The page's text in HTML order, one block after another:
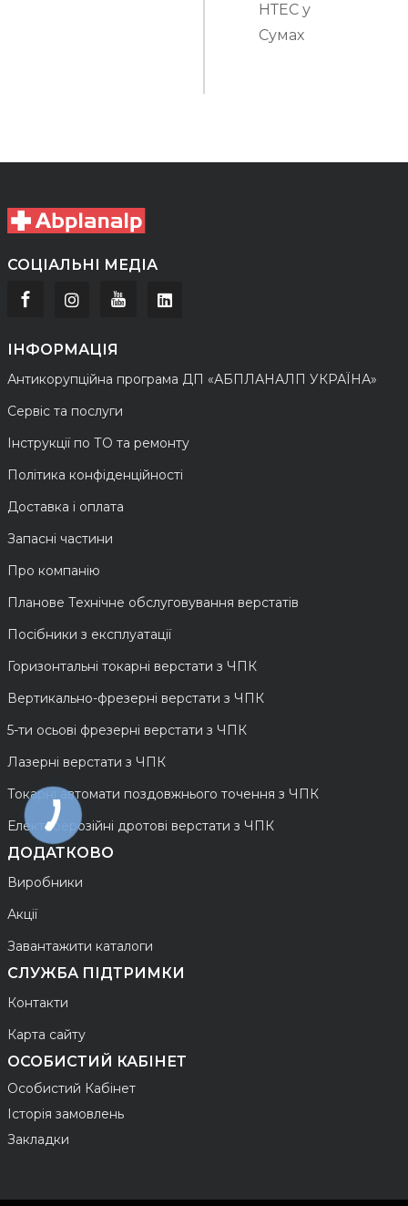
НТЕС у
Сумах
СОЦІАЛЬНІ МЕДІА
ІНФОРМАЦІЯ
Антикорупційна програма ДП «АБПЛАНАЛП УКРАЇНА»
Сервіс та послуги
Інструкції по ТО та ремонту
Політика конфіденційності
Доставка і оплата
Запасні частини
Про компанію
Планове Технічне обслуговування верстатів
Посібники з експлуатації
Горизонтальні токарні верстати з ЧПК
Вертикально-фрезерні верстати з ЧПК
5-ти осьові фрезерні верстати з ЧПК
Лазерні верстати з ЧПК
Токарні автомати поздовжнього точення з ЧПК
Електроерозійні дротові верстати з ЧПК
ДОДАТКОВО
Виробники
Акції
Завантажити каталоги
СЛУЖБА ПІДТРИМКИ
Контакти
Карта сайту
ОСОБИСТИЙ КАБІНЕТ
Особистий Кабінет
Історія замовлень
Закладки